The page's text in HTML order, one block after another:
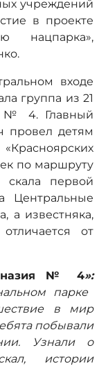
учреждений
в проекте
нацпарка»,
входе
группа из 21
№ 4. Главный
провел детям
по маршруту
первой
Центральные
а известняка,
от
№ 4»:
парке
в мир
побывали
️Узнали о
истории